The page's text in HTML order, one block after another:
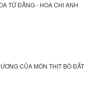
TỬ ĐẰNG - HOA CHI ANH
CỦA MÓN THỊT BÒ ĐẮT